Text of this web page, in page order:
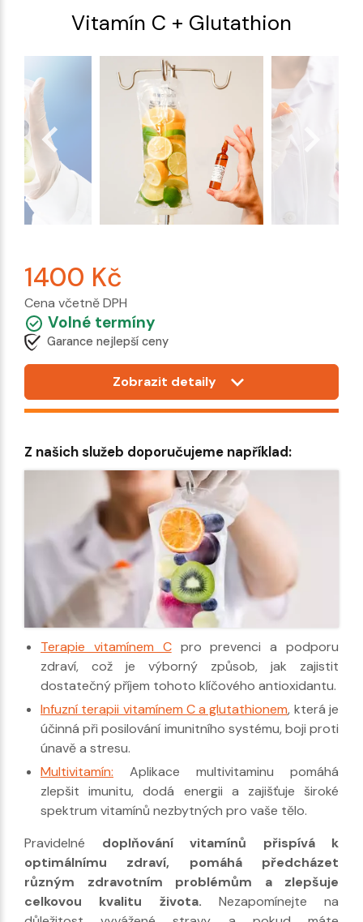
Vitamín C + Glutathion
1400 Kč
Cena včetně DPH
Volné termíny
Garance nejlepší ceny
Zobrazit detaily
Z našich služeb doporučujeme například:
Terapie vitamínem Cpro prevenci a podporu
zdraví, což je výborný způsob, jak zajistit
dostatečný příjem tohoto klíčového antioxidantu.
Infuzní terapii vitamínem C a glutathionem, která je
účinná při posilování imunitního systému, boji proti
únavě a stresu.
Multivitamín: Aplikace multivitaminu pomáhá
zlepšit imunitu, dodá energii a zajišťuje široké
spektrum vitamínů nezbytných pro vaše tělo.
Pravidelné doplňování vitamínů přispívá k
optimálnímu zdraví, pomáhá předcházet
různým zdravotním problémům a zlepšuje
celkovou kvalitu života. Nezapomínejte na